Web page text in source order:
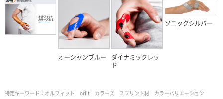
オーシャンブルー
ダイナミックレッ
ド
ソニックシルバ―
特定キーワード： オルフィット orfit カラーズ スプリント材 カラーバリエーション